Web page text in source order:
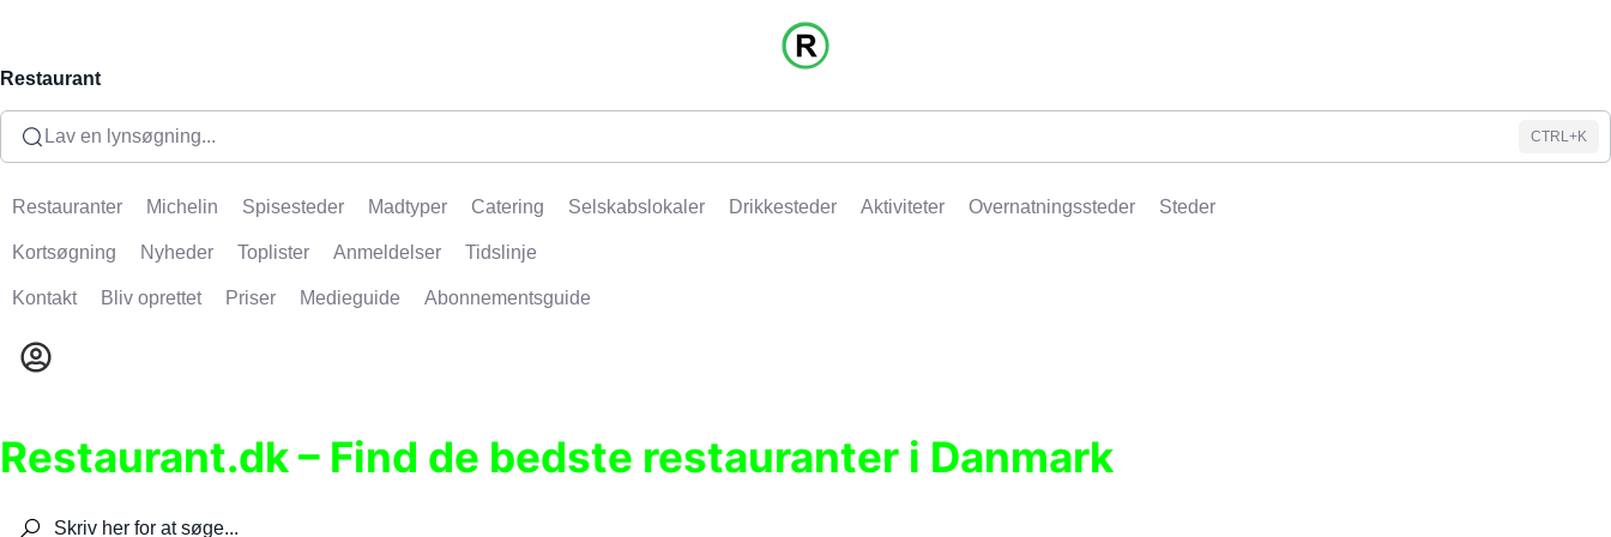
Restaurant
Lav en lynsøgning... CTRL+K
Restauranter Michelin Spisesteder Madtyper Catering Selskabslokaler Drikkesteder Aktiviteter Overnatningssteder Steder
Kortsøgning Nyheder Toplister Anmeldelser Tidslinje
Kontakt Bliv oprettet Priser Medieguide Abonnementsguide
Restaurant.dk – Find de bedste restauranter i Danmark